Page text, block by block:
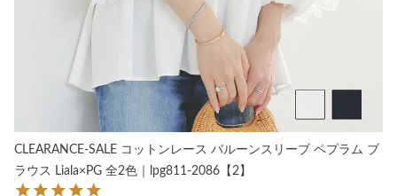
CLEARANCE-SALE コットンレース バルーンスリーブ ペプラム ブ
ラウス Liala×PG 全2色｜lpg811-2086【2】